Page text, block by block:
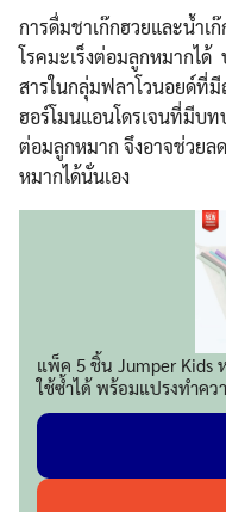
การดื่มชาเก๊กฮวยและน้ำเ
โรคมะเร็งต่อมลูกหมากได้
สารในกลุ่มฟลาโวนอยด์ที่
ฮอร์โมนแอนโดรเจนที่มีบ
ต่อมลูกหมาก จึงอาจช่วยลด
หมากได้นั่นเอง
แพ็ค 5 ชิ้น Jumper Kids
ใช้ซ้ำได้ พร้อมแปรงทำคว